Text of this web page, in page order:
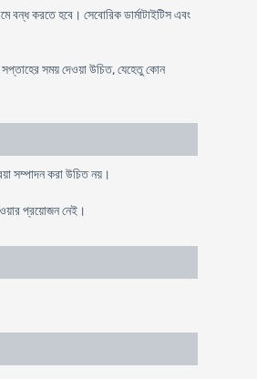
বন্ধ করতে হবে। সেবোরিক ডার্মাটাইটিস এবং
সপ্তাহের সময় দেওয়া উচিত, যেহেতু কোন
সম্পাদন করা উচিত নয়।
প্রয়োজন নেই।